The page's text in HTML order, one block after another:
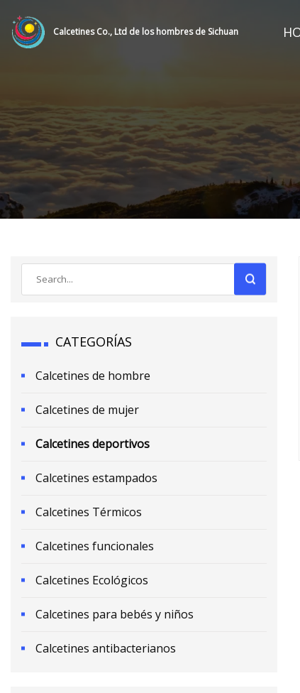
Calcetines Co., Ltd de los hombres de Sichuan
CATEGORÍAS
Calcetines de hombre
Calcetines de mujer
Calcetines deportivos
Calcetines estampados
Calcetines Térmicos
Calcetines funcionales
Calcetines Ecológicos
Calcetines para bebés y niños
Calcetines antibacterianos